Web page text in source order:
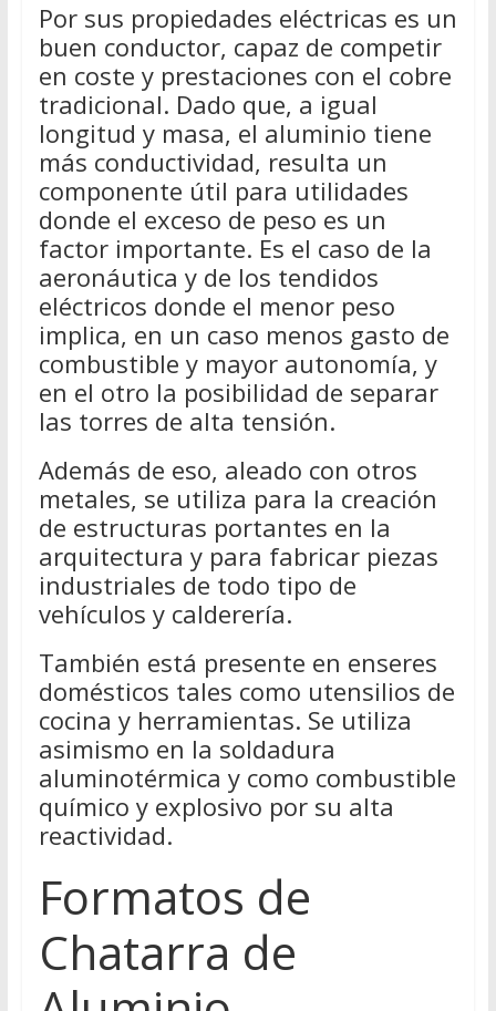
Por sus propiedades eléctricas es un
buen conductor, capaz de competir
en coste y prestaciones con el cobre
tradicional. Dado que, a igual
longitud y masa, el aluminio tiene
más conductividad, resulta un
componente útil para utilidades
donde el exceso de peso es un
factor importante. Es el caso de la
aeronáutica y de los tendidos
eléctricos donde el menor peso
implica, en un caso menos gasto de
combustible y mayor autonomía, y
en el otro la posibilidad de separar
las torres de alta tensión.
Además de eso, aleado con otros
metales, se utiliza para la creación
de estructuras portantes en la
arquitectura y para fabricar piezas
industriales de todo tipo de
vehículos y calderería.
También está presente en enseres
domésticos tales como utensilios de
cocina y herramientas. Se utiliza
asimismo en la soldadura
aluminotérmica y como combustible
químico y explosivo por su alta
reactividad.
Formatos de
Chatarra de